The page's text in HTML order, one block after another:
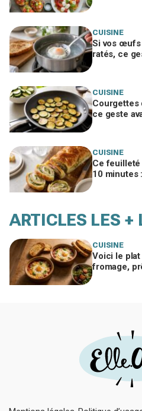
CUISINE
Si vos œufs
ratés, ce
CUISINE
Courgettes
ce geste
CUISINE
Ce
10 minutes
ARTICLES LES +
CUISINE
Voici le
fromage,